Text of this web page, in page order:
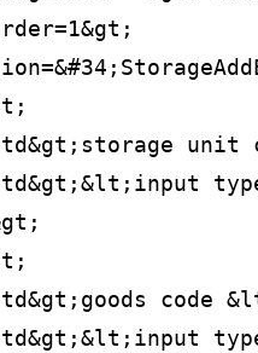
unit
code